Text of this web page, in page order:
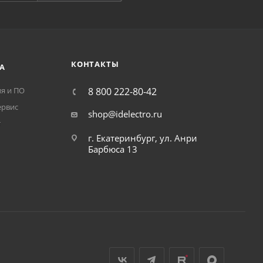
и ПО
КОНТАКТЫ
8 800 222-80-42
shop@idelectro.ru
г. Екатеринбург, ул. Анри
Барбюса 13